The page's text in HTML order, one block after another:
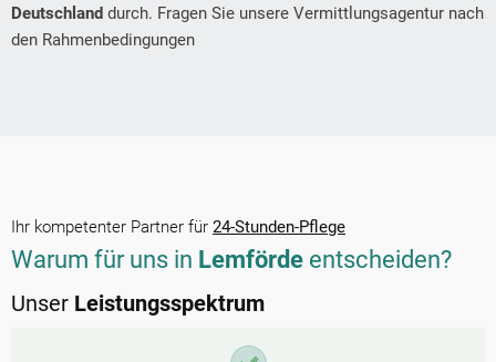
Deutschland durch. Fragen Sie unsere Vermittlungsagentur nach
den Rahmenbedingungen
Ihr kompetenter Partner für 24-Stunden-Pflege
Warum für uns in Lemförde entscheiden?
Unser Leistungsspektrum